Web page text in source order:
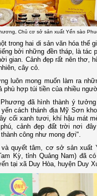
Chủ cơ sở sản xuất Yến sào
trong hai di sản văn hóa thế
bởi những đền tháp, là tác
gian. Cảnh đẹp rất nên thơ,
cây cỏ.
luôn mong muốn làm ra
phù hợp túi tiền của nhiều
đã hình thành ý
cách thánh địa Mỹ Sơn
cối xanh tươi, khí hậu mát
cảnh đẹp đất trời nơi
công như mong đợi".
quyết tâm, cơ sở sản xuất
Kỳ, tỉnh Quảng Nam) đã
tại xã Duy Hòa, huyện Duy